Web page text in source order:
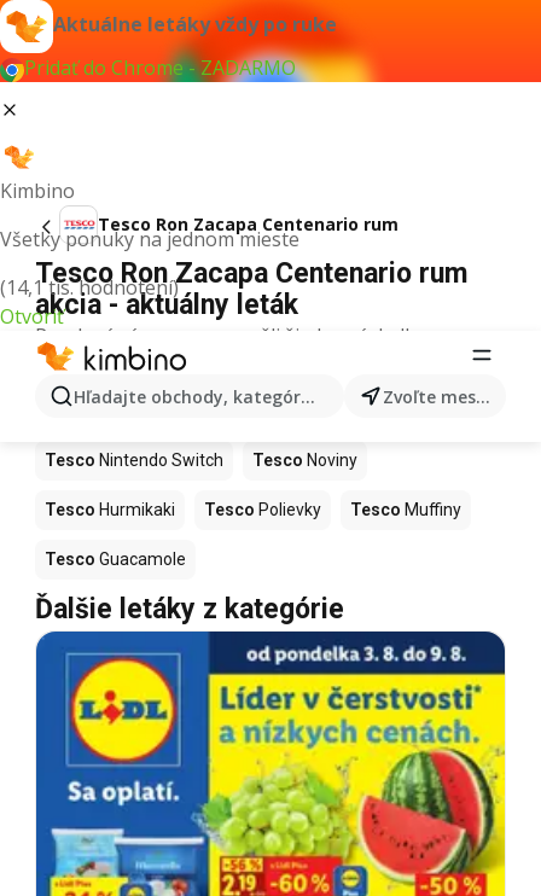
Aktuálne letáky vždy po ruke
Pridať do Chrome - ZADARMO
Kimbino
Všetky ponuky na jednom mieste
(14,1 tis. hodnotení)
Otvoriť
Hľadajte obchody, kategórie, produkty... Zvoľte mesto
Tesco Ron Zacapa Centenario rum
Tesco Ron Zacapa Centenario rum
akcia - aktuálny leták
Pre daný výraz sme nenašli žiadne výsledky.
Ďalšie produkty v obchodoch Tesco
Tesco Kapor Tesco Ashwagandha
Tesco Nintendo Switch Tesco Noviny
Tesco Hurmikaki Tesco Polievky Tesco Muffiny
Tesco Guacamole
Ďalšie letáky z kategórie